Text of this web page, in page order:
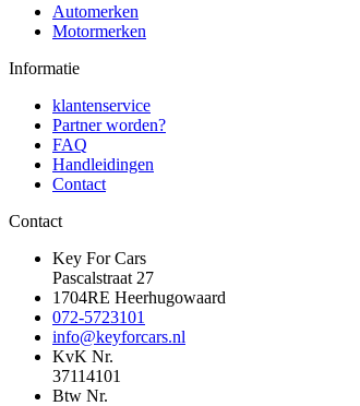
Automerken
Motormerken
Informatie
klantenservice
Partner worden?
FAQ
Handleidingen
Contact
Contact
Key For Cars
Pascalstraat 27
1704RE Heerhugowaard
072-5723101
info@keyforcars.nl
KvK Nr.
37114101
Btw Nr.